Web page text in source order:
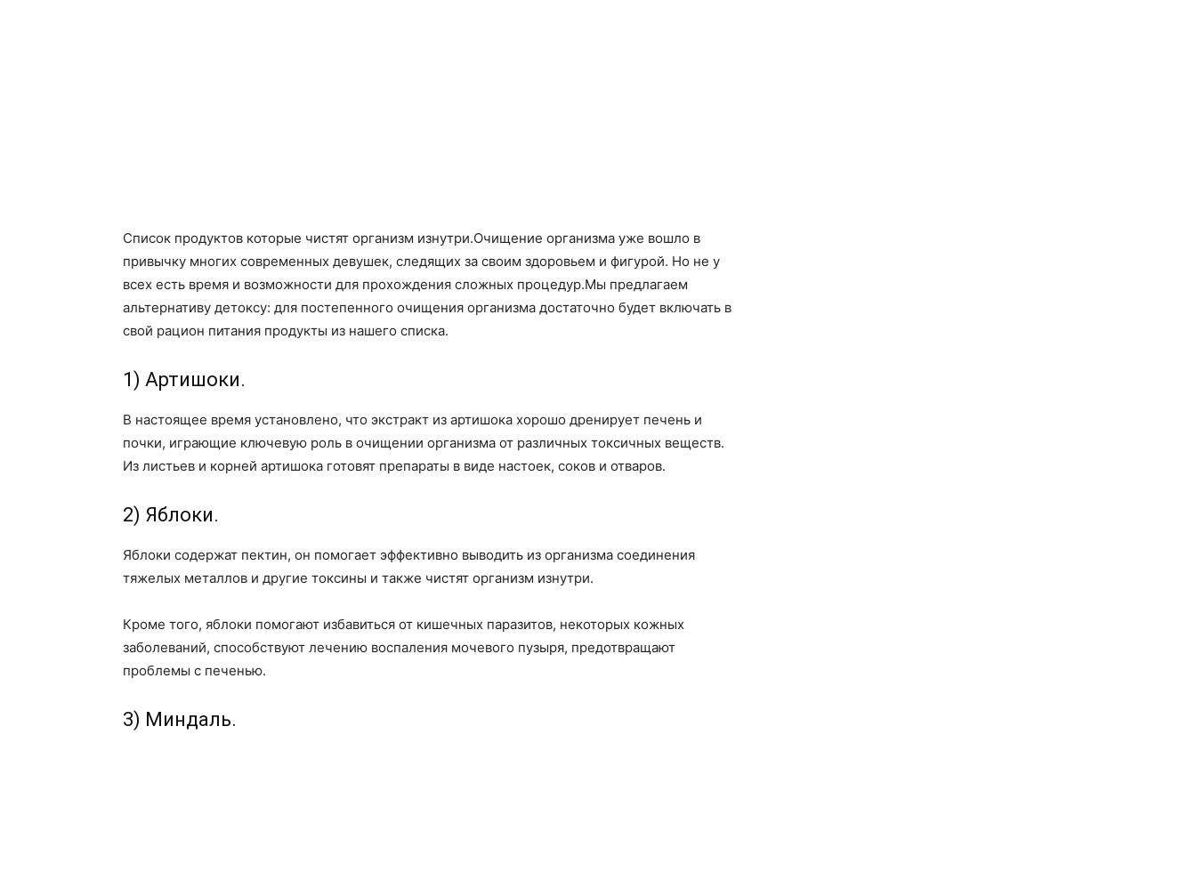
Список продуктов которые чистят организм изнутри.Очищение организма уже вошло в
привычку многих современных девушек, следящих за своим здоровьем и фигурой. Но не у
всех есть время и возможности для прохождения сложных процедур.Мы предлагаем
альтернативу детоксу: для постепенного очищения организма достаточно будет включать в
свой рацион питания продукты из нашего списка.
1) Артишоки.
В настоящее время установлено, что экстракт из артишока хорошо дренирует печень и
почки, играющие ключевую роль в очищении организма от различных токсичных веществ.
Из листьев и корней артишока готовят препараты в виде настоек, соков и отваров.
2) Яблоки.
Яблоки содержат пектин, он помогает эффективно выводить из организма соединения
тяжелых металлов и другие токсины и также чистят организм изнутри.
Кроме того, яблоки помогают избавиться от кишечных паразитов, некоторых кожных
заболеваний, способствуют лечению воспаления мочевого пузыря, предотвращают
проблемы с печенью.
3) Миндаль.